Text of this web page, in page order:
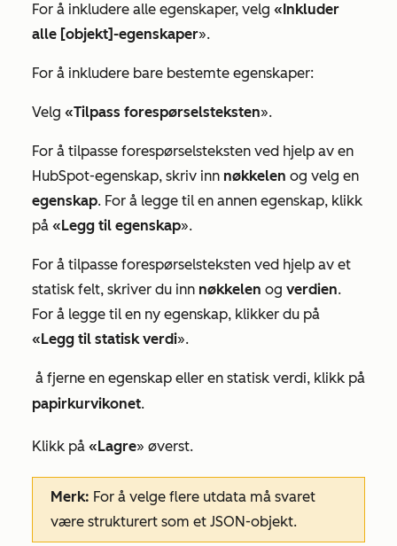
For å inkludere alle egenskaper, velg «Inkluder
alle [objekt]-egenskaper».
For å inkludere bare bestemte egenskaper:
Velg «Tilpass forespørselsteksten».
For å tilpasse forespørselsteksten ved hjelp av en
HubSpot-egenskap, skriv inn nøkkelen og velg en
egenskap. For å legge til en annen egenskap, klikk
på «Legg til egenskap».
For å tilpasse forespørselsteksten ved hjelp av et
statisk felt, skriver du inn nøkkelen og verdien.
For å legge til en ny egenskap, klikker du på
«Legg til statisk verdi».
å fjerne en egenskap eller en statisk verdi, klikk på
papirkurvikonet.
Klikk på «Lagre» øverst.
Merk: For å velge flere utdata må svaret
være strukturert som et JSON-objekt.